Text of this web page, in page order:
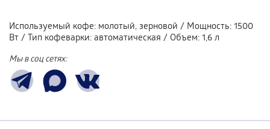
Используемый кофе: молотый, зерновой / Мощность: 1500
Вт / Тип кофеварки: автоматическая / Объем: 1,6 л
Мы в соц сетях: